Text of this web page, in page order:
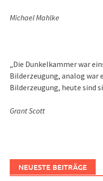
Michael Mahlke
„Die Dunkelkammer war
Bilderzeugung, analog war
Bilderzeugung, heute sind
Grant Scott
NEUESTE BEITRÄGE